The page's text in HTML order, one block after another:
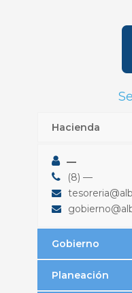
Hacienda
—
(8) —
Gobierno
Planeación